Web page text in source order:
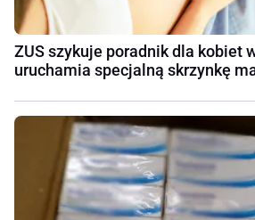
ZUS szykuje poradnik dla kobiet
uruchamia specjalną skrzynkę